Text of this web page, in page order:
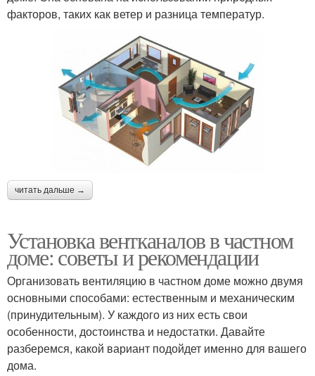
факторов, таких как ветер и разница температур.
читать дальше →
Установка вентканалов в частном
доме: советы и рекомендации
Организовать вентиляцию в частном доме можно двумя
основными способами: естественным и механическим
(принудительным). У каждого из них есть свои
особенности, достоинства и недостатки. Давайте
разберемся, какой вариант подойдет именно для вашего
дома.